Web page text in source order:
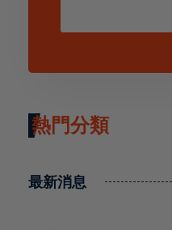
熱門分類
最新消息